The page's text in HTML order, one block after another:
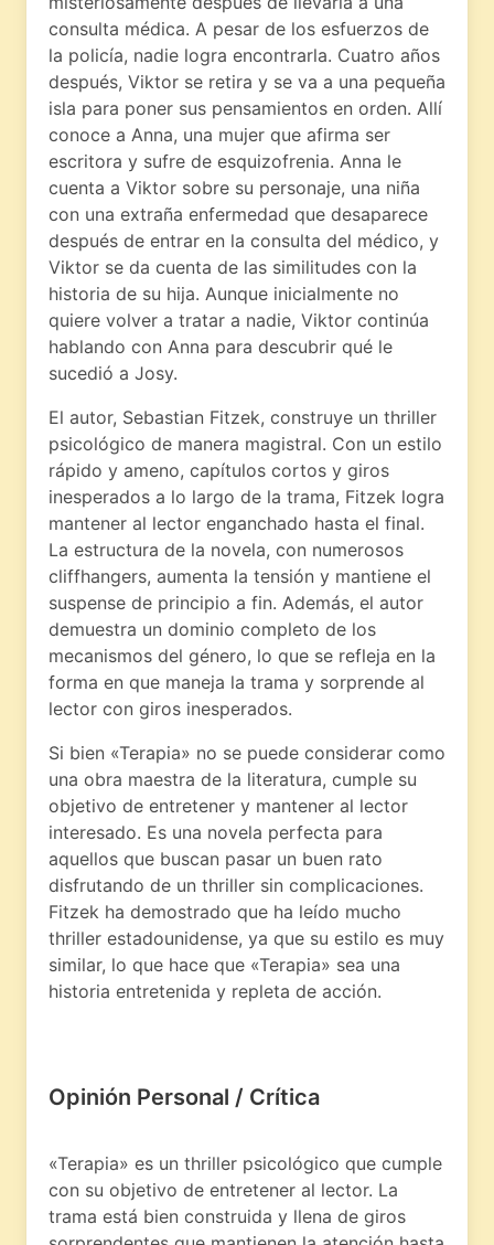
consulta médica. A pesar de los esfuerzos de
la policía, nadie logra encontrarla. Cuatro años
después, Viktor se retira y se va a una pequeña
isla para poner sus pensamientos en orden. Allí
conoce a Anna, una mujer que afirma ser
escritora y sufre de esquizofrenia. Anna le
cuenta a Viktor sobre su personaje, una niña
con una extraña enfermedad que desaparece
después de entrar en la consulta del médico, y
Viktor se da cuenta de las similitudes con la
historia de su hija. Aunque inicialmente no
quiere volver a tratar a nadie, Viktor continúa
hablando con Anna para descubrir qué le
sucedió a Josy.
El autor, Sebastian Fitzek, construye un thriller
psicológico de manera magistral. Con un estilo
rápido y ameno, capítulos cortos y giros
inesperados a lo largo de la trama, Fitzek logra
mantener al lector enganchado hasta el final.
La estructura de la novela, con numerosos
cliffhangers, aumenta la tensión y mantiene el
suspense de principio a fin. Además, el autor
demuestra un dominio completo de los
mecanismos del género, lo que se refleja en la
forma en que maneja la trama y sorprende al
lector con giros inesperados.
Si bien «Terapia» no se puede considerar como
una obra maestra de la literatura, cumple su
objetivo de entretener y mantener al lector
interesado. Es una novela perfecta para
aquellos que buscan pasar un buen rato
disfrutando de un thriller sin complicaciones.
Fitzek ha demostrado que ha leído mucho
thriller estadounidense, ya que su estilo es muy
similar, lo que hace que «Terapia» sea una
historia entretenida y repleta de acción.
Opinión Personal / Crítica
«Terapia» es un thriller psicológico que cumple
con su objetivo de entretener al lector. La
trama está bien construida y llena de giros